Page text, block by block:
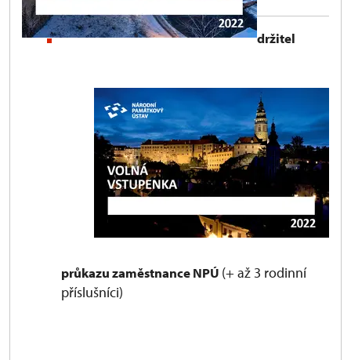
držitel
průkazu zaměstnance NPÚ (+ až 3 rodinní
příslušníci)